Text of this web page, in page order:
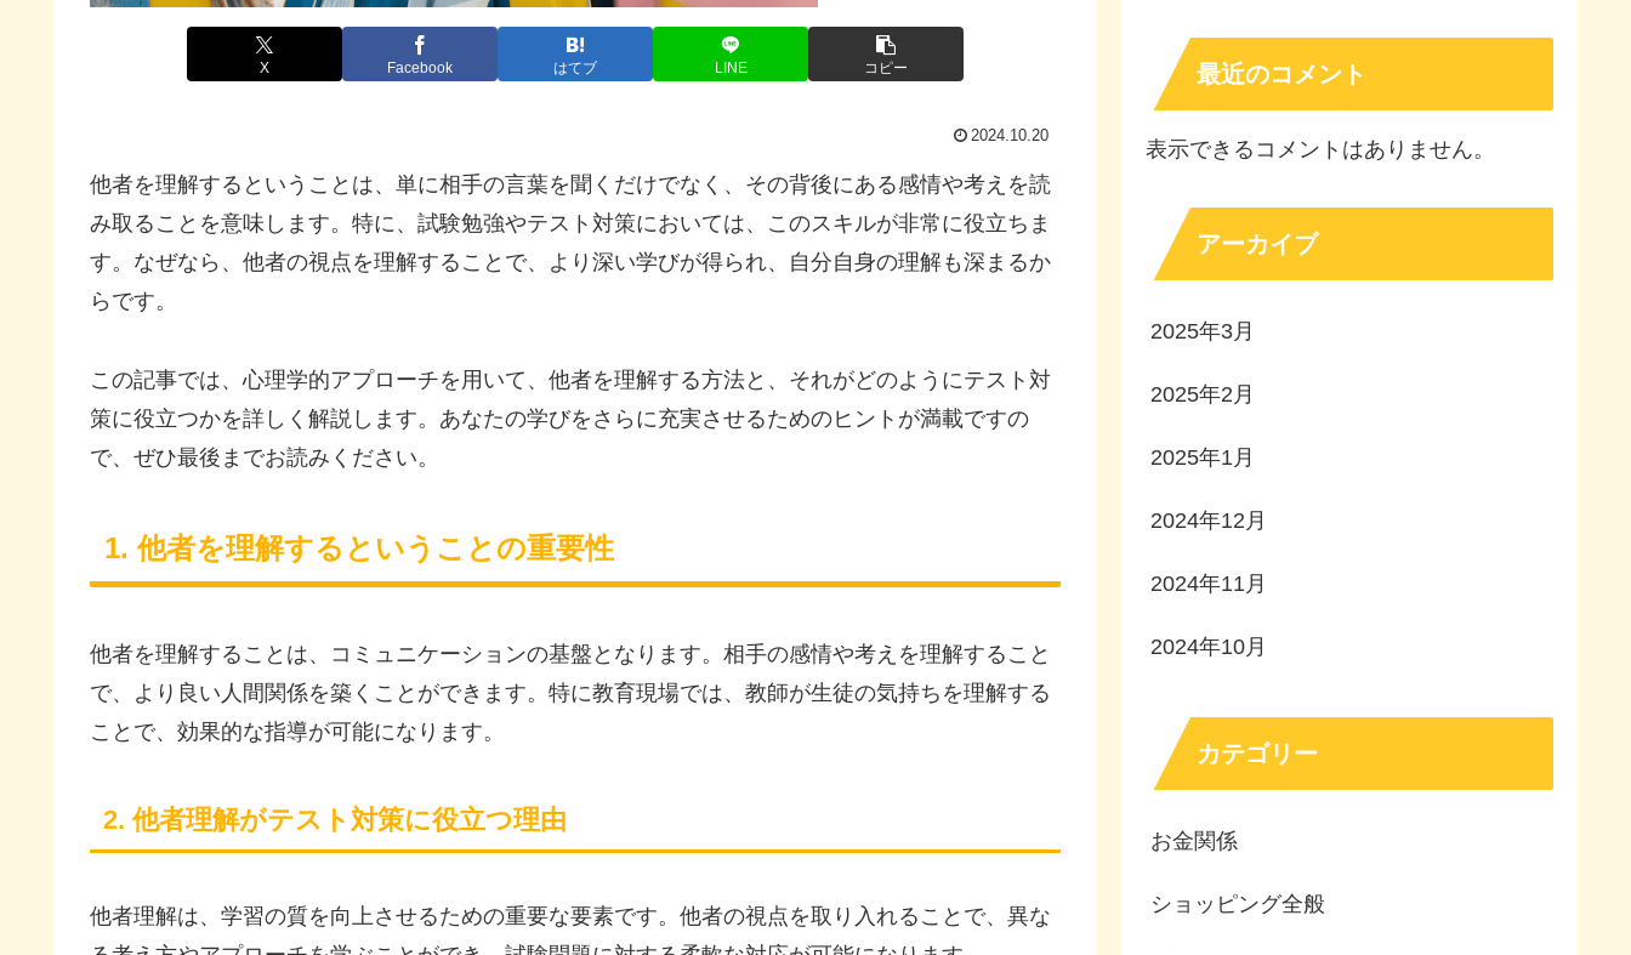
X Facebook はてブ LINE コピー
2024.10.20
他者を理解するということは、単に相手の言葉を聞くだけでなく、その背後にある感情や考えを読
み取ることを意味します。特に、試験勉強やテスト対策においては、このスキルが非常に役立ちま
す。なぜなら、他者の視点を理解することで、より深い学びが得られ、自分自身の理解も深まるか
らです。
この記事では、心理学的アプローチを用いて、他者を理解する方法と、それがどのようにテスト対
策に役立つかを詳しく解説します。あなたの学びをさらに充実させるためのヒントが満載ですの
で、ぜひ最後までお読みください。
1. 他者を理解するということの重要性
他者を理解することは、コミュニケーションの基盤となります。相手の感情や考えを理解すること
で、より良い人間関係を築くことができます。特に教育現場では、教師が生徒の気持ちを理解する
ことで、効果的な指導が可能になります。
2. 他者理解がテスト対策に役立つ理由
他者理解は、学習の質を向上させるための重要な要素です。他者の視点を取り入れることで、異な
最近のコメント
表示できるコメントはありません。
アーカイブ
2025年3月
2025年2月
2025年1月
2024年12月
2024年11月
2024年10月
カテゴリー
お金関係
ショッピング全般